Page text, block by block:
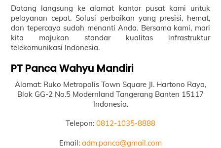
Datang langsung ke alamat kantor pusat kami untuk
pelayanan cepat. Solusi perbaikan yang presisi, hemat,
dan tepercaya sudah menanti Anda. Bersama kami, mari
kita majukan standar kualitas infrastruktur
telekomunikasi Indonesia.
PT Panca Wahyu Mandiri
Alamat: Ruko Metropolis Town Square Jl. Hartono Raya,
Blok GG-2 No.5 Modernland Tangerang Banten 15117
Indonesia.
Telepon: 0812-1035-8888
Email: adm.panca@gmail.com